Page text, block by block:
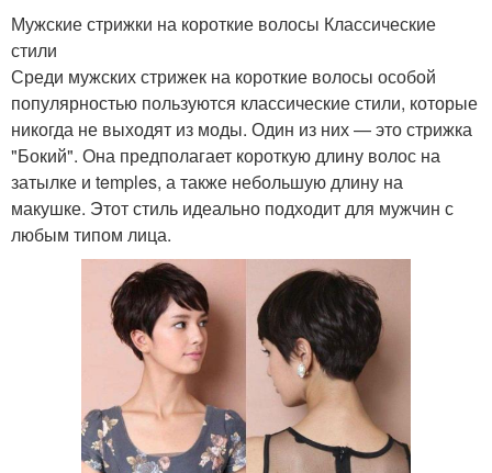
Мужские стрижки на короткие волосы Классические
стили
Среди мужских стрижек на короткие волосы особой
популярностью пользуются классические стили, которые
никогда не выходят из моды. Один из них — это стрижка
"Бокий". Она предполагает короткую длину волос на
затылке и temples, а также небольшую длину на
макушке. Этот стиль идеально подходит для мужчин с
любым типом лица.